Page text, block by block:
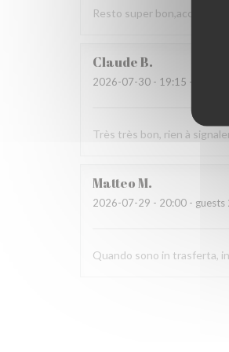
Resto super bon,accueil
ClaudeB
2026-07-30 - 19:15 - guests 2
Très très bon, rien à
MatteoM
2026-07-29 - 20:00 - guests
Quando sono in trasferta,